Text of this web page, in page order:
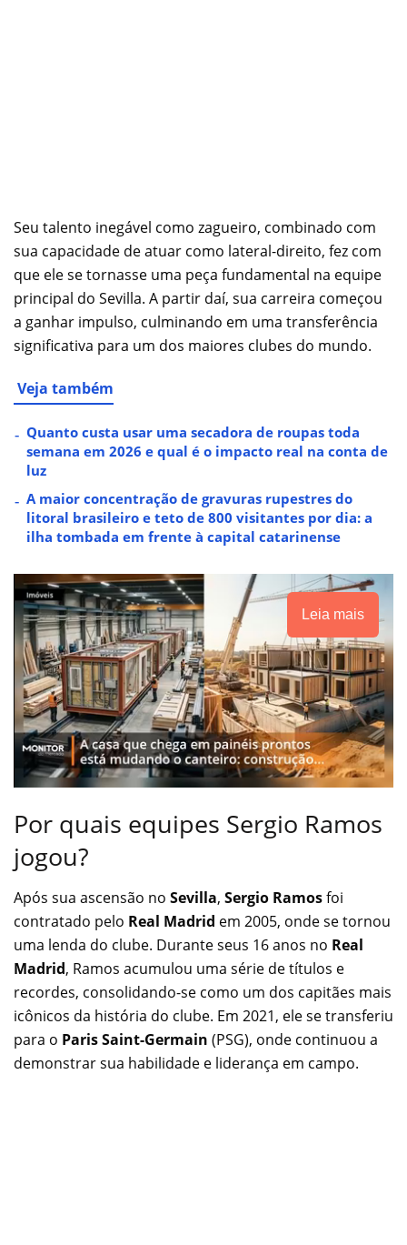
Seu talento inegável como zagueiro, combinado com
sua capacidade de atuar como lateral-direito, fez com
que ele se tornasse uma peça fundamental na equipe
principal do Sevilla. A partir daí, sua carreira começou
a ganhar impulso, culminando em uma transferência
significativa para um dos maiores clubes do mundo.
Veja também
Quanto custa usar uma secadora de roupas toda
semana em 2026 e qual é o impacto real na conta de
luz
A maior concentração de gravuras rupestres do
litoral brasileiro e teto de 800 visitantes por dia: a
ilha tombada em frente à capital catarinense
Leia mais
Por quais equipes Sergio Ramos
jogou?
Após sua ascensão no Sevilla, Sergio Ramosfoi
contratado pelo Real Madrid em 2005, onde se tornou
uma lenda do clube. Durante seus 16 anos no Real
Madrid, Ramos acumulou uma série de títulos e
recordes, consolidando-se como um dos capitães mais
icônicos da história do clube. Em 2021, ele se transferiu
para o Paris Saint-Germain (PSG), onde continuou a
demonstrar sua habilidade e liderança em campo.